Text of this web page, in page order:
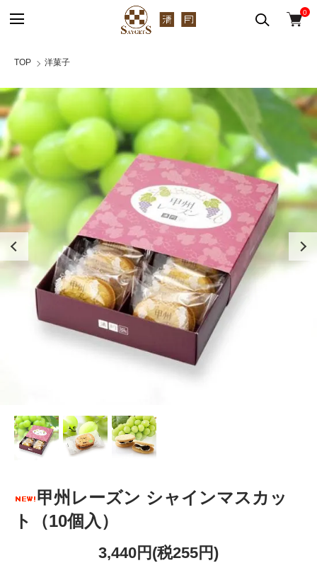
0
TOP 洋菓子
甲州レーズン シャインマスカッ
ト（10個入）
3,440円(税255円)